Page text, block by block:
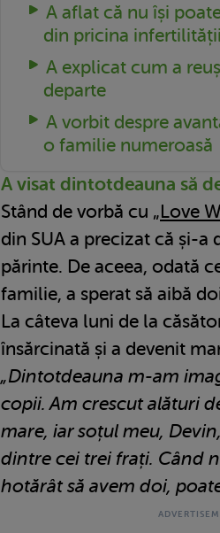
A aflat că nu își
din pricina
A explicat cum a
departe
A vorbit despre
o familie numeroasă
A visat dintotdeauna să
Stând de vorbă cu „Love
din SUA a precizat că și-a
părinte. De aceea, odată
familie, a sperat să aibă
La câteva luni de la
însărcinată și a devenit
„Dintotdeauna m-am
copii. Am crescut alături
mare, iar soțul meu,
dintre cei trei frați. Când
hotărât să avem doi,